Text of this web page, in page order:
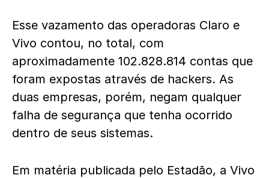
Esse vazamento das operadoras Claro e
Vivo contou, no total, com
aproximadamente 102.828.814 contas que
foram expostas através de hackers. As
duas empresas, porém, negam qualquer
falha de segurança que tenha ocorrido
dentro de seus sistemas.
Em matéria publicada pelo Estadão, a Vivo